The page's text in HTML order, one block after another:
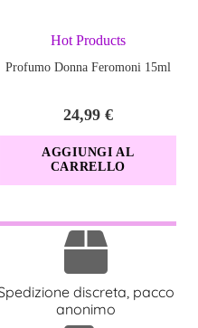
simultanea interna ed
totale controllo del piacere
: stimolazione potenziata
per il corpo, setoso al
senza batterie
per un’igiene senza
Hot Products
Profumo Donna Feromoni 15ml
24,99 €
AGGIUNGI AL
CARRELLO
discreta, pacco
anonimo